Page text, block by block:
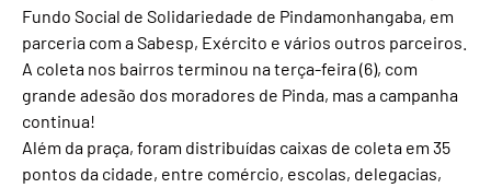
Fundo Social de Solidariedade de Pindamonhangaba, em
parceria com a Sabesp, Exército e vários outros parceiros.
A coleta nos bairros terminou na terça-feira (6), com
grande adesão dos moradores de Pinda, mas a campanha
continua!
Além da praça, foram distribuídas caixas de coleta em 35
pontos da cidade, entre comércio, escolas, delegacias,